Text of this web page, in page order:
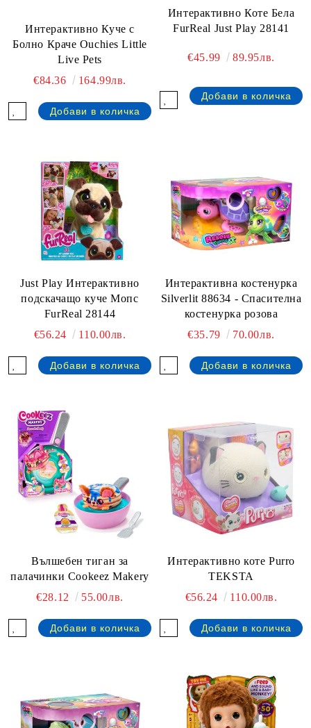
Интерактивно Куче с
Болно Краче Ouchies Little
Live Pets
€84.36
164.99лв.
Интерактивно Коте Бела
FurReal Just Play 28141
€45.99 89.95лв.
Just Play Интерактивно
подскачащо куче Мопс
FurReal 28144
€56.24
110.00лв.
Интерактивна костенурка
Silverlit 88634 - Спасителна
костенурка розова
€35.79
70.00лв.
Вълшебен тиган за
палачинки Cookeez Makery
€28.12
55.00лв.
Интерактивно коте Purro
TEKSTA
€56.24
110.00лв.